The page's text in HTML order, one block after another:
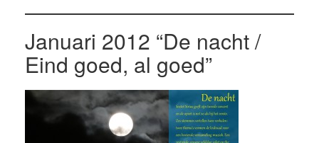
Januari 2012 “De nacht /
Eind goed, al goed”